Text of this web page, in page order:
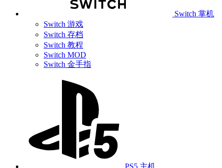
Switch 掌机
Switch 游戏
Switch 存档
Switch 教程
Switch MOD
Switch 金手指